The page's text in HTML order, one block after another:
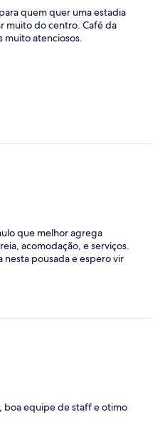
quem quer uma estadia
muito do centro. Café da
muito atenciosos.
que melhor agrega
acomodação, e serviços.
nesta pousada e espero vir
boa equipe de staff e otimo